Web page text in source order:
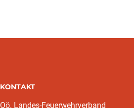
KONTAKT
Oö. Landes-Feuerwehrverband